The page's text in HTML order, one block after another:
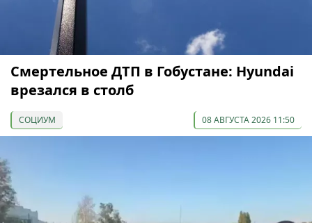
Смертельное ДТП в Гобустане: Hyundai
врезался в столб
СОЦИУМ 08 АВГУСТА 2026 11:50